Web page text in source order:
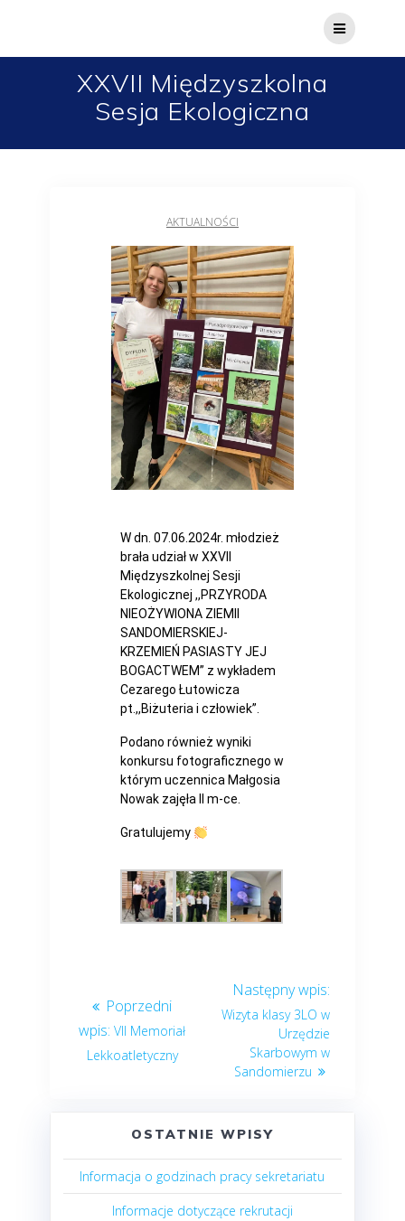
XXVII Międzyszkolna
Sesja Ekologiczna
AKTUALNOŚCI
W dn. 07.06.2024r. młodzież
brała udział w XXVII
Międzyszkolnej Sesji
Ekologicznej ,,PRZYRODA
NIEOŻYWIONA ZIEMII
SANDOMIERSKIEJ-
KRZEMIEŃ PASIASTY JEJ
BOGACTWEM” z wykładem
Cezarego Łutowicza
pt.,,Biżuteria i człowiek”.
Podano również wyniki
konkursu fotograficznego w
którym uczennica Małgosia
Nowak zajęła II m-ce.
Gratulujemy
VII Memoriał
Lekkoatletyczny
Wizyta klasy 3LO w
Urzędzie
Skarbowym w
Sandomierzu
OSTATNIE WPISY
Informacja o godzinach pracy sekretariatu
Informacje dotyczące rekrutacji